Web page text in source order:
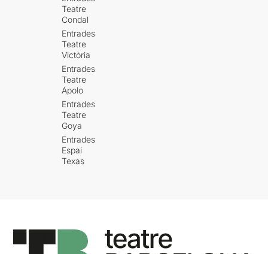
Teatre
Condal
Entrades
Teatre
Victòria
Entrades
Teatre
Apolo
Entrades
Teatre
Goya
Entrades
Espai
Texas